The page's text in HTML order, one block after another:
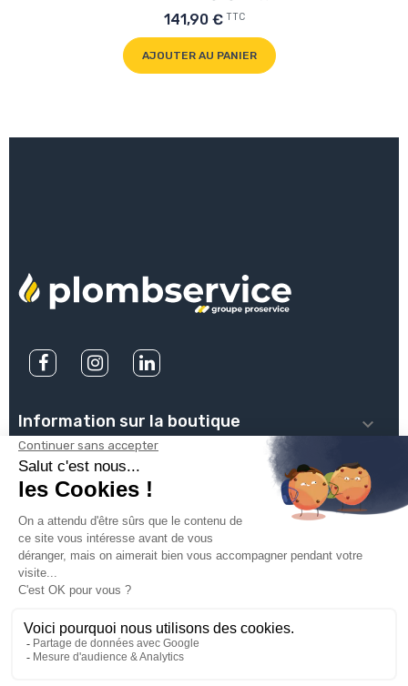
141,90 € TTC
AJOUTER AU PANIER
Information sur la boutique 
PLOMBSERVICE 
INFOS PRATIQUES 
VOTRE COMPTE 
Groupe Proservice